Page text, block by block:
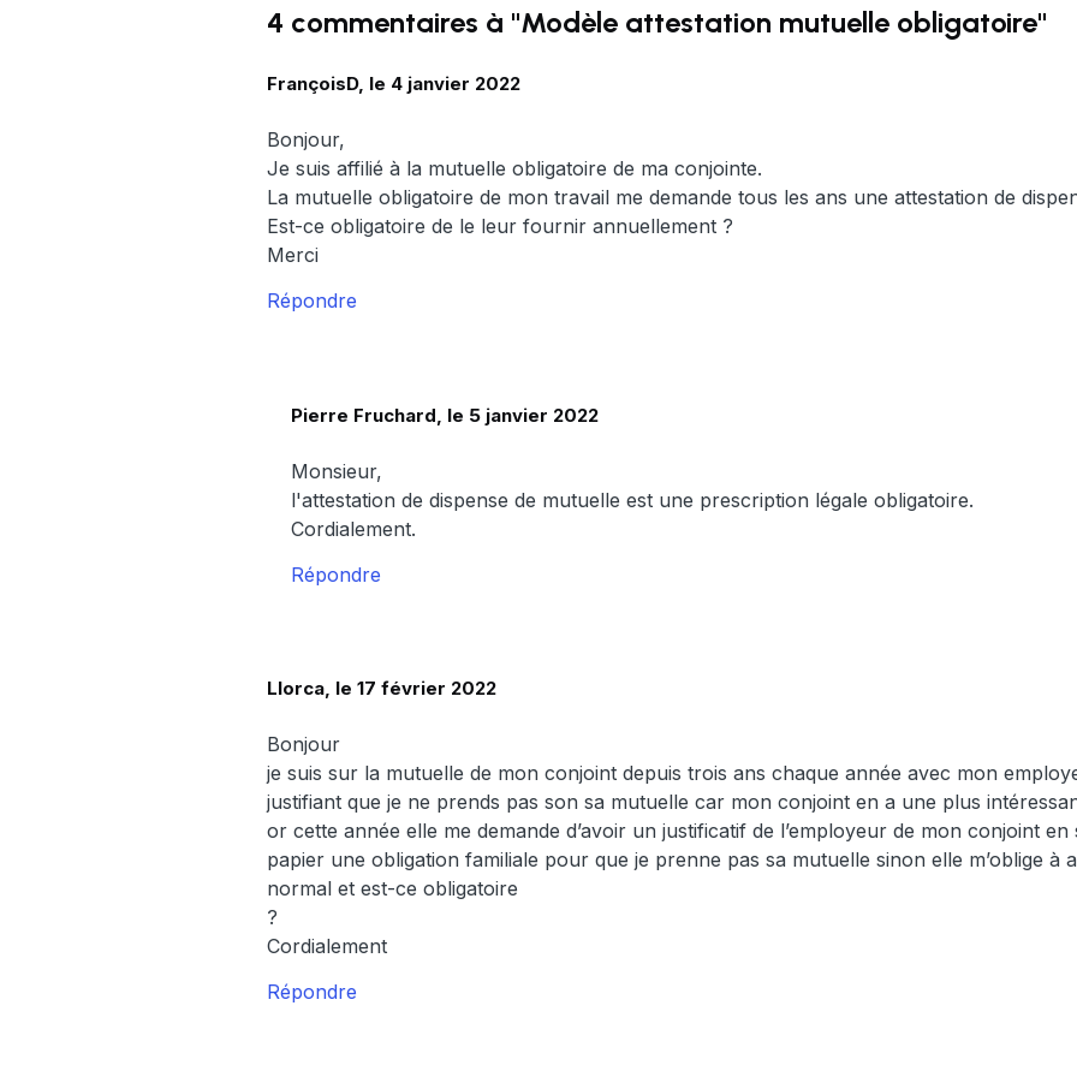
4 commentaires à "Modèle attestation mutuelle obligatoire"
FrançoisD, le 4 janvier 2022
Bonjour,
Je suis affilié à la mutuelle obligatoire de ma conjointe.
La mutuelle obligatoire de mon travail me demande tous les ans une attestation de
Est-ce obligatoire de le leur fournir annuellement ?
Merci
Répondre
Pierre Fruchard, le 5 janvier 2022
Monsieur,
l'attestation de dispense de mutuelle est une prescription légale obligatoire.
Cordialement.
Répondre
Llorca, le 17 février 2022
Bonjour
je suis sur la mutuelle de mon conjoint depuis trois ans chaque année avec mon
justifiant que je ne prends pas son sa mutuelle car mon conjoint en a une plus
or cette année elle me demande d’avoir un justificatif de l’employeur de mon conjoint
papier une obligation familiale pour que je prenne pas sa mutuelle sinon elle m’oblige à
normal et est-ce obligatoire
?
Cordialement
Répondre